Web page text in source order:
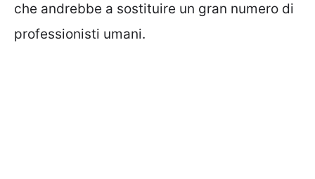
che andrebbe a sostituire un gran numero di
professionisti umani.